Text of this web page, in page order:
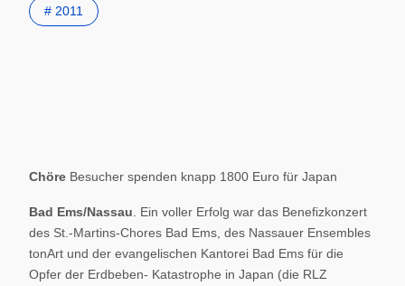
# 2011
Chöre Besucher spenden knapp 1800 Euro für Japan
Bad Ems/Nassau . Ein voller Erfolg war das Benefizkonzert
des St.-Martins-Chores Bad Ems, des Nassauer Ensembles
tonArt und der evangelischen Kantorei Bad Ems für die
Opfer der Erdbeben- Katastrophe in Japan (die RLZ